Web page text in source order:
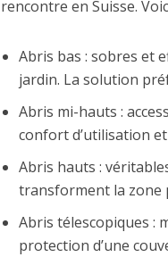
rencontre en Suisse.
Abris bas : sobres et
jardin. La solution
Abris mi-hauts :
confort d’utilisation
Abris hauts :
transforment la zone
Abris télescopiques :
protection d’une